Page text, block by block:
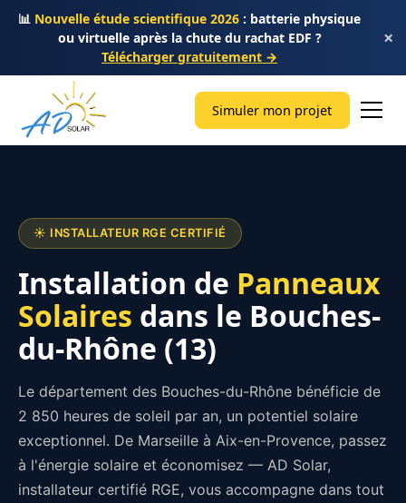
📊 Nouvelle étude scientifique 2026 : batterie physique
ou virtuelle après la chute du rachat EDF ?
Télécharger gratuitement →
×
Simuler mon projet
☀️ INSTALLATEUR RGE CERTIFIÉ
Installation de Panneaux
Solaires dans le Bouches-
du-Rhône (13)
Le département des Bouches-du-Rhône bénéficie de
2 850 heures de soleil par an, un potentiel solaire
exceptionnel. De Marseille à Aix-en-Provence, passez
à l'énergie solaire et économisez — AD Solar,
installateur certifié RGE, vous accompagne dans tout